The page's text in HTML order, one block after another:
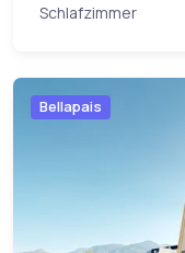
Schlafzimmer
Bellapais